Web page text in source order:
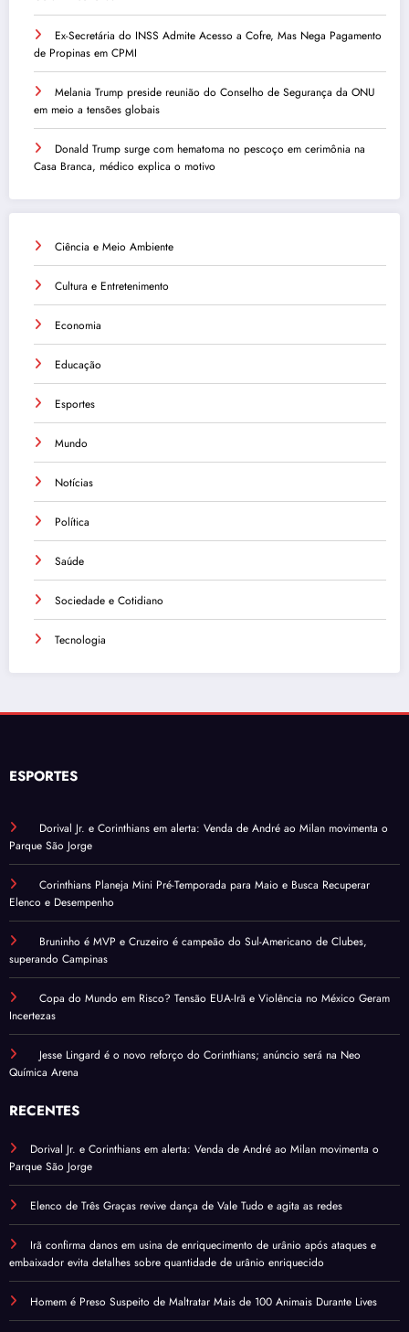
Ex-Secretária do INSS Admite Acesso a Cofre, Mas Nega Pagamento
de Propinas em CPMI
Melania Trump preside reunião do Conselho de Segurança da ONU
em meio a tensões globais
Donald Trump surge com hematoma no pescoço em cerimônia na
Casa Branca, médico explica o motivo
Ciência e Meio Ambiente
Cultura e Entretenimento
Economia
Educação
Esportes
Mundo
Notícias
Política
Saúde
Sociedade e Cotidiano
Tecnologia
ESPORTES
Dorival Jr. e Corinthians em alerta: Venda de André ao Milan movimenta o
Parque São Jorge
Corinthians Planeja Mini Pré-Temporada para Maio e Busca Recuperar
Elenco e Desempenho
Bruninho é MVP e Cruzeiro é campeão do Sul-Americano de Clubes,
superando Campinas
Copa do Mundo em Risco? Tensão EUA-Irã e Violência no México Geram
Incertezas
Jesse Lingard é o novo reforço do Corinthians; anúncio será na Neo
Química Arena
RECENTES
Dorival Jr. e Corinthians em alerta: Venda de André ao Milan movimenta o
Parque São Jorge
Elenco de Três Graças revive dança de Vale Tudo e agita as redes
Irã confirma danos em usina de enriquecimento de urânio após ataques e
embaixador evita detalhes sobre quantidade de urânio enriquecido
Homem é Preso Suspeito de Maltratar Mais de 100 Animais Durante Lives